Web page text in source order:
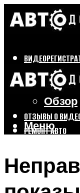
Обзор
ОТЗЫВЫ О
РЕМОНТ АВТО
Меню
Меню